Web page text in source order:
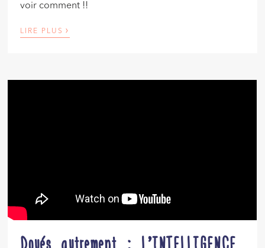
voir comment !!
LIRE PLUS ›
Doués autrement : L’INTELLIGENCE